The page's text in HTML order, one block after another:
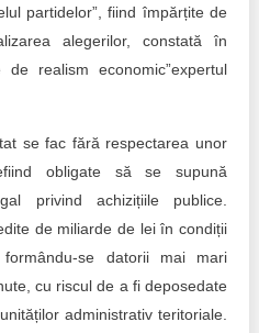
partidelor”, fiind împărțite de
alegerilor, constată în
realism economic”expertul
se fac fără respectarea unor
obligate să se supună
privind achizițiile publice.
de miliarde de lei în condiții
se datorii mai mari
cu riscul de a fi deposedate
administrativ teritoriale.